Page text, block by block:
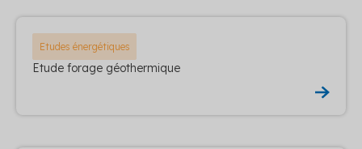
Etudes énergétiques
Etude forage géothermique